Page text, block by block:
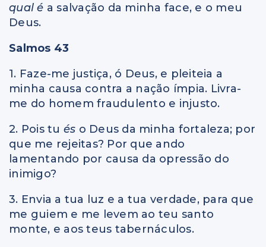
qual é a salvação da minha face, e o meu
Deus.
Salmos 43
1. Faze-me justiça, ó Deus, e pleiteia a
minha causa contra a nação ímpia. Livra-
me do homem fraudulento e injusto.
2. Pois tu és o Deus da minha fortaleza; por
que me rejeitas? Por que ando
lamentando por causa da opressão do
inimigo?
3. Envia a tua luz e a tua verdade, para que
me guiem e me levem ao teu santo
monte, e aos teus tabernáculos.